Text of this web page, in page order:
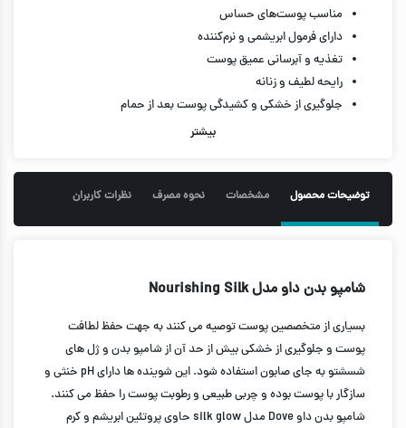
مناسب پوست‌های حساس
دارای فرمول ابریشمی و نرم‌کننده
تغذیه و آبرسانی عمیق پوست
رایحه لطیف و زنانه
جلوگیری از خشکی و کشیدگی پوست بعد از حمام
بیشتر
توضیحات محصول مشخصات نحوه مصرف نظرات کاربران
شامپو بدن داو مدل Nourishing Silk
بسیاری از متخصصین پوست توصیه می کنند به جهت حفظ لطافت
پوست و جلوگیری از خشکی بیش از حد آن از شامپو بدن و ژل های
شسشتو به جای صابون استفاده شود. این شوینده ها دارای pH خنثی و
سازگار با پوست بوده و چربی طبیعی و رطوبت پوست را حفظ می کنند.
شامپو بدن داو Dove مدل silk glow حاوی پروتئین ابریشم و کرم